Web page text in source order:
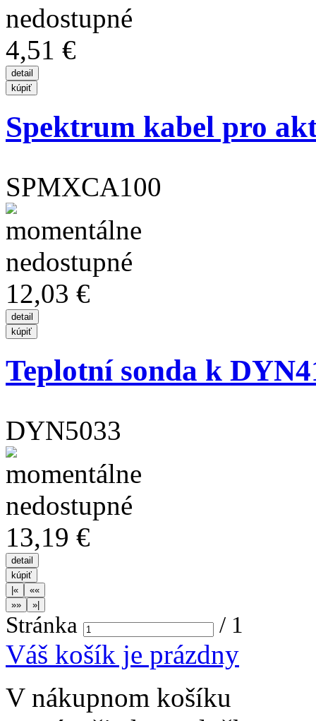
4,51 €
Spektrum kabel pro
SPMXCA100
12,03 €
Teplotní sonda k
DYN5033
13,19 €
Stránka / 1
Váš košík je prázdny
V nákupnom košíku